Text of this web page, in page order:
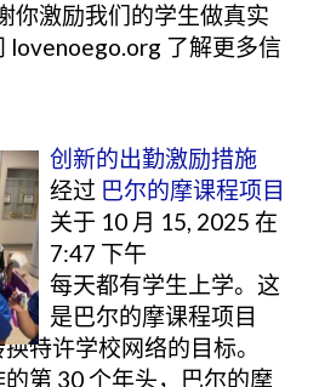
你激励我们的学生做真实
lovenoego.org 了解更多信
创新的出勤激励措施
经过 巴尔的摩课程项目
关于 10 月 15, 2025 在
7:47 下午
每天都有学生上学。这
是巴尔的摩课程项目
特许学校网络的目标。
第 30 个年头，巴尔的摩